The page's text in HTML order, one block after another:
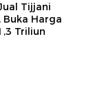
Tijjani
Buka Harga
Triliun